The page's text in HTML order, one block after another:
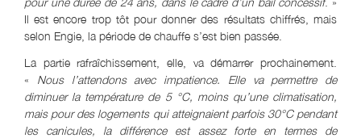
Il est encore trop tôt pour donner des résultats chiffrés, mais
selon Engie, la période de chauffe s’est bien passée.
La partie rafraîchissement, elle, va démarrer prochainement.
« Nous l’attendons avec impatience. Elle va permettre de
diminuer la température de 5 °C, moins qu’une climatisation,
mais pour des logements qui atteignaient parfois 30°C pendant
les canicules, la différence est assez forte en termes de